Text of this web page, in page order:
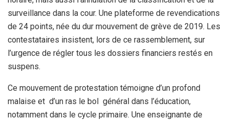
surveillance dans la cour. Une plateforme de revendications
de 24 points, née du dur mouvement de grève de 2019. Les
contestataires insistent, lors de ce rassemblement, sur
l’urgence de régler tous les dossiers financiers restés en
suspens.
Ce mouvement de protestation témoigne d’un profond
malaise et d’un ras le bol général dans l’éducation,
notamment dans le cycle primaire. Une enseignante de